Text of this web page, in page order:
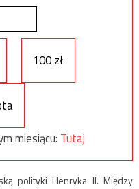
100 zł
miesiącu: Tutaj
polityki Henryka II. Między